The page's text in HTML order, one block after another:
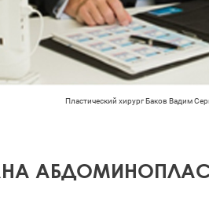
Пластический хирург Баков Вадим